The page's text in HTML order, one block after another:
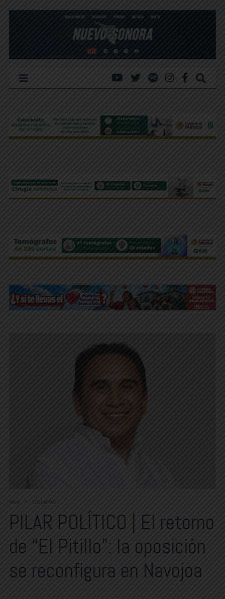
Home COLUMNAS
PILAR POLÍTICO | El retorno
de “El Pitillo”: la oposición
se reconfigura en Navojoa